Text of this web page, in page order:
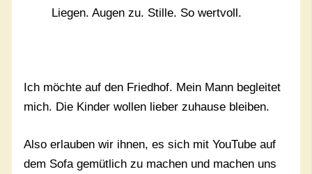
Liegen. Augen zu. Stille. So wertvoll.
Ich möchte auf den Friedhof. Mein Mann begleitet
mich. Die Kinder wollen lieber zuhause bleiben.
Also erlauben wir ihnen, es sich mit YouTube auf
dem Sofa gemütlich zu machen und machen uns